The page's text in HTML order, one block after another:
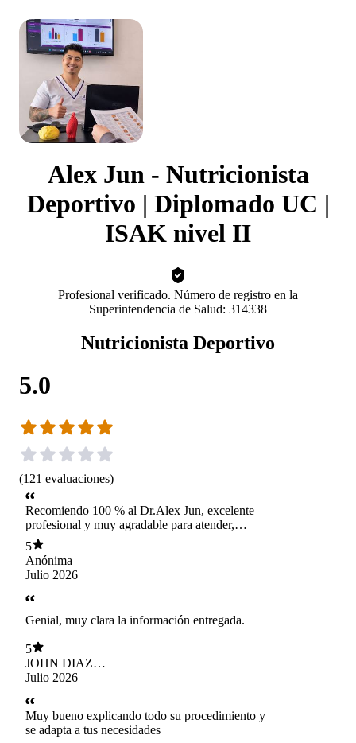
Alex Jun - Nutricionista
Deportivo | Diplomado UC |
ISAK nivel II
Profesional verificado. Número de registro en la
Superintendencia de Salud: 314338
Nutricionista Deportivo
5.0
(121 evaluaciones)
Recomiendo 100 % al Dr.Alex Jun, excelente
profesional y muy agradable para atender,
explica todo lo que va haciendo, asi uno se
siente mas integrada e informada.
5
Anónima
Julio 2026
Genial, muy clara la información entregada.
5
JOHN DIAZ
GONZALEZ
Julio 2026
Muy bueno explicando todo su procedimiento y
se adapta a tus necesidades